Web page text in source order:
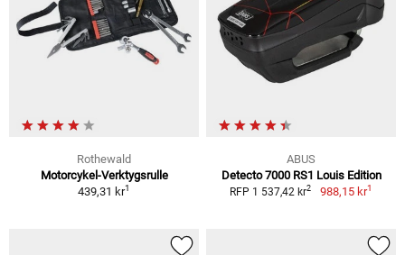
Rothewald
Motorcykel-Verktygsrulle
439,31 kr1
ABUS
Detecto 7000 RS1 Louis Edition
RFP 1 537,42 kr2 988,15 kr1